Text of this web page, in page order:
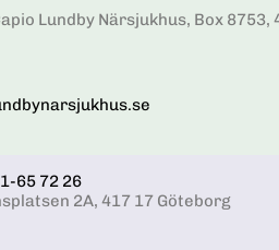
Lundby Närsjukhus, Box 8753,
65 72 26
2A, 417 17 Göteborg